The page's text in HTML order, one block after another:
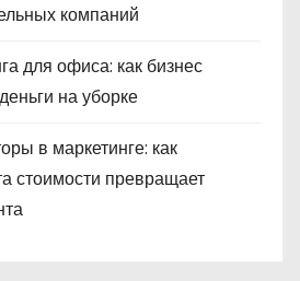
компаний
для офиса: как бизнес
на уборке
в маркетинге: как
стоимости превращает